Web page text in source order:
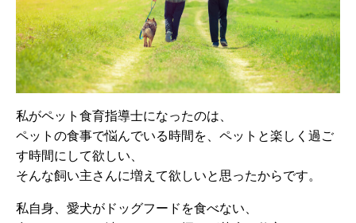
私がペット食育指導士になったのは、
ペットの食事で悩んでいる時間を、ペットと楽しく過ご
す時間にして欲しい、
そんな飼い主さんに増えて欲しいと思ったからです。
私自身、愛犬がドッグフードを食べない、